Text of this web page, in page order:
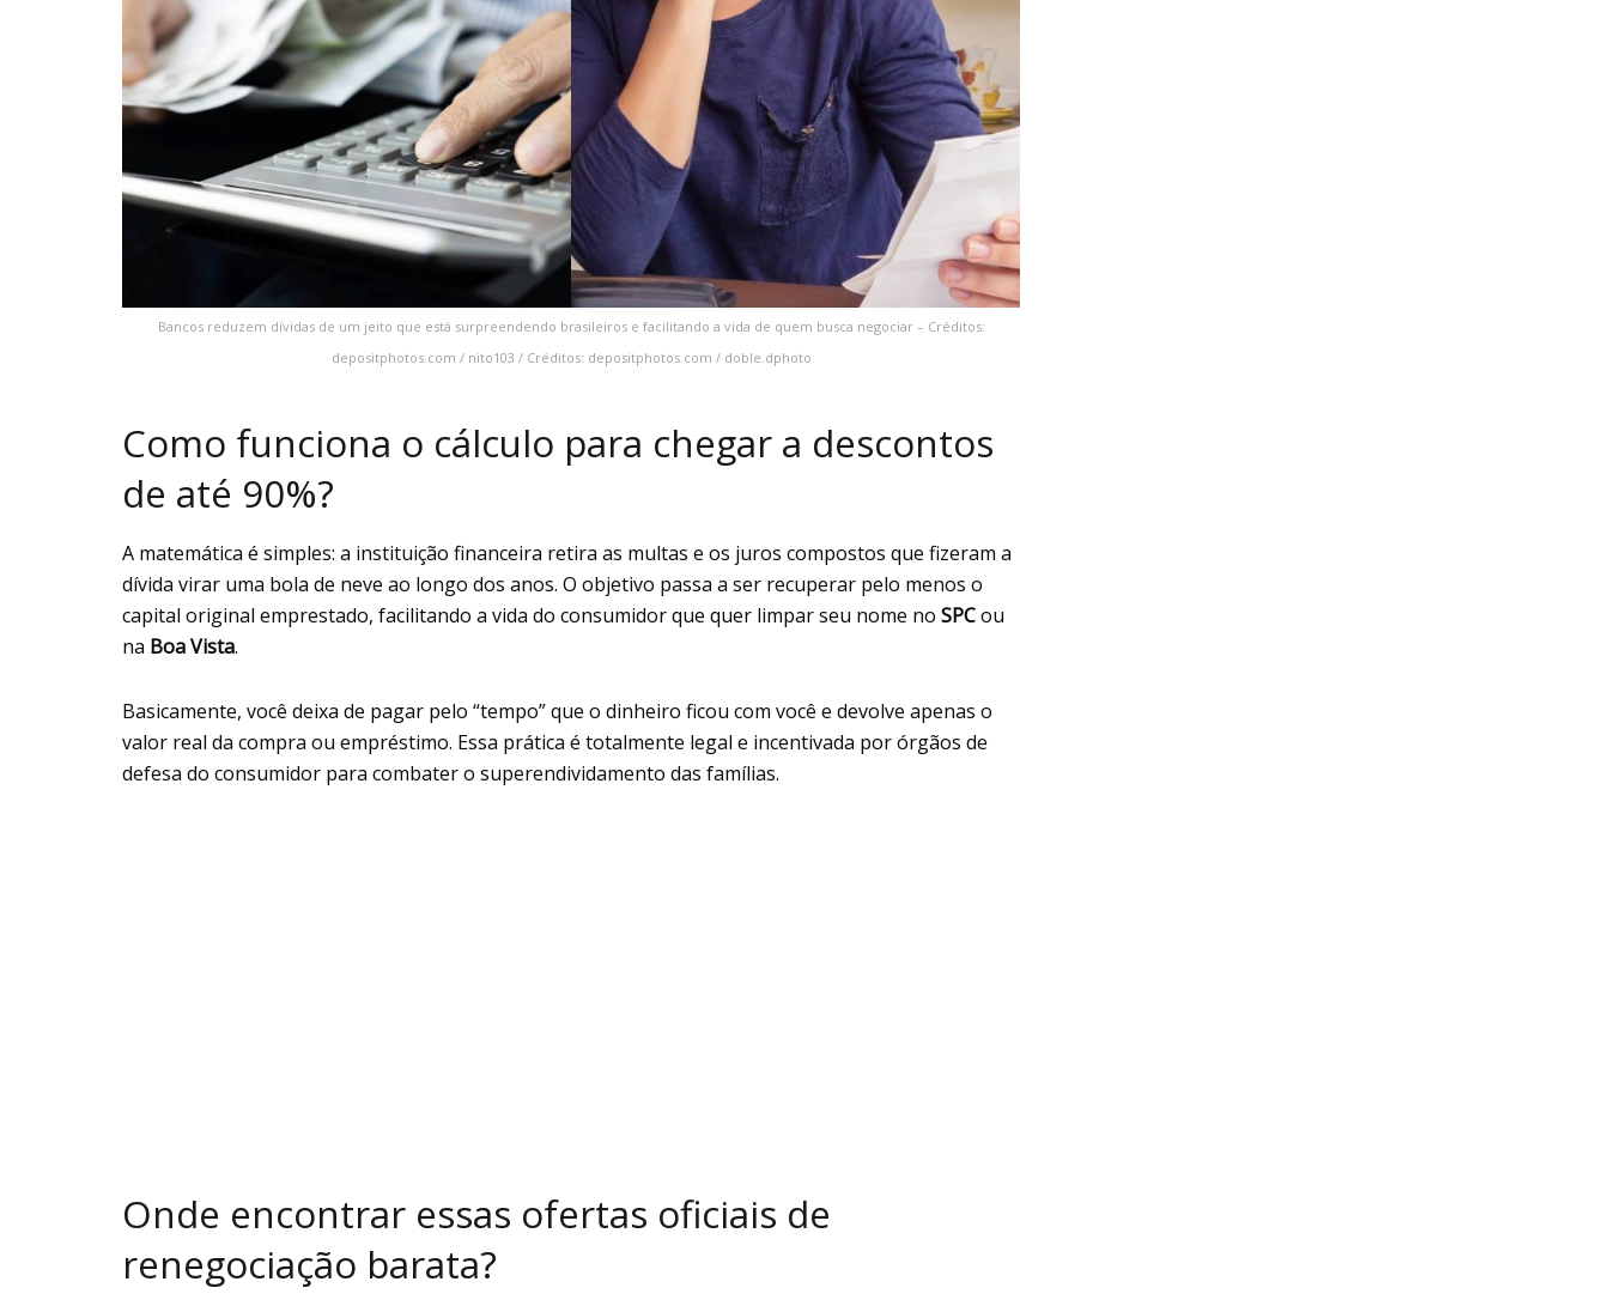
Bancos reduzem dívidas de um jeito que está surpreendendo brasileiros e facilitando a vida de quem busca negociar – Créditos:
depositphotos.com / nito103 / Créditos: depositphotos.com / doble.dphoto
Como funciona o cálculo para chegar a descontos
de até 90%?
A matemática é simples: a instituição financeira retira as multas e os juros compostos que fizeram a
dívida virar uma bola de neve ao longo dos anos. O objetivo passa a ser recuperar pelo menos o
capital original emprestado, facilitando a vida do consumidor que quer limpar seu nome no SPCou
na Boa Vista.
Basicamente, você deixa de pagar pelo “tempo” que o dinheiro ficou com você e devolve apenas o
valor real da compra ou empréstimo. Essa prática é totalmente legal e incentivada por órgãos de
defesa do consumidor para combater o superendividamento das famílias.
Onde encontrar essas ofertas oficiais de
renegociação barata?